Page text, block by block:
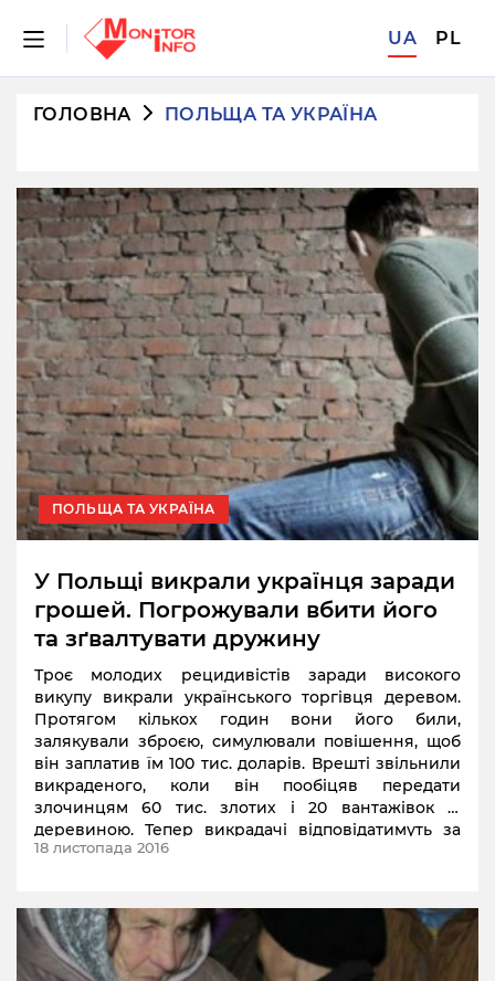
UA PL
ГОЛОВНА ПОЛЬЩА ТА УКРАЇНА
ПОЛЬЩА ТА УКРАЇНА
У Польщі викрали українця заради
грошей. Погрожували вбити його
та зґвалтувати дружину
Троє молодих рецидивістів заради високого
викупу викрали українського торгівця деревом.
Протягом кількох годин вони його били,
залякували зброєю, симулювали повішення, щоб
він заплатив їм 100 тис. доларів. Врешті звільнили
викраденого, коли він пообіцяв передати
злочинцям 60 тис. злотих і 20 вантажівок із
деревиною. Тепер викрадачі відповідатимуть за
свої вчинки перед судом.
18 листопада 2016